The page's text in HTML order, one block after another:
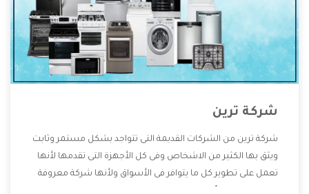
شركة ترين
شركة ترين من الشركات القديمة التى تتواجد بشكل مستمر وثابت
ويثق بها الكثير من الاشخاص وفى كل الأجهزة التى تقدمها لأنها
تعمل على تطوير كل ما يتوافر فى الأسواق ولأنها شركة معروفة